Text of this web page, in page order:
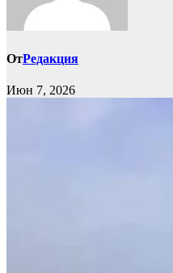
ОтРедакция
Июн 7, 2026